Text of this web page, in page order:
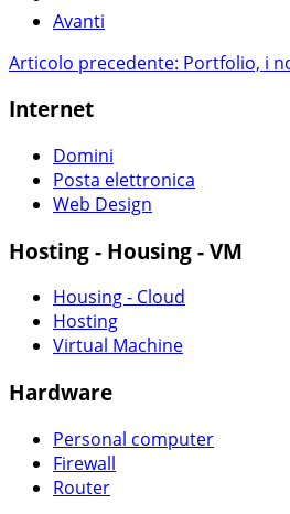
Avanti
Articolo precedente: Portfolio, i
Internet
Domini
Posta elettronica
Web Design
Hosting - Housing - VM
Housing - Cloud
Hosting
Virtual Machine
Hardware
Personal computer
Firewall
Router